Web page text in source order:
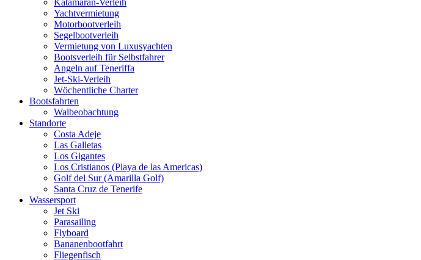
Katamaran-Verleih
Yachtvermietung
Motorbootverleih
Segelbootverleih
Vermietung von Luxusyachten
Bootsverleih für Selbstfahrer
Angeln auf Teneriffa
Jet-Ski-Verleih
Wöchentliche Charter
Bootsfahrten
Walbeobachtung
Standorte
Costa Adeje
Las Galletas
Los Gigantes
Los Cristianos (Playa de las Americas)
Golf del Sur (Amarilla Golf)
Santa Cruz de Tenerife
Wassersport
Jet Ski
Parasailing
Flyboard
Bananenbootfahrt
Fliegenfisch